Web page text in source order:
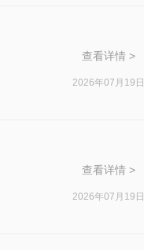
查看详情 >
2026年07月19日
查看详情 >
2026年07月19日